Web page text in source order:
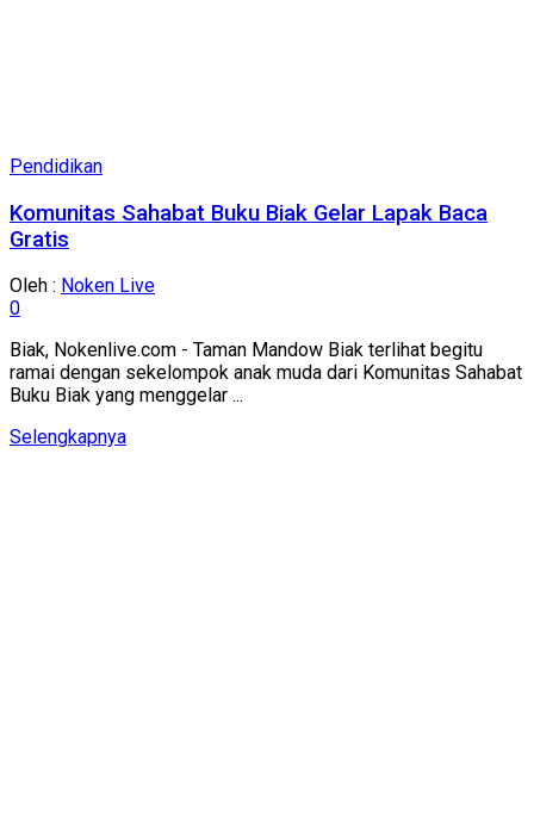
Pendidikan
Komunitas Sahabat Buku Biak Gelar Lapak Baca
Gratis
Oleh : Noken Live
0
Biak, Nokenlive.com - Taman Mandow Biak terlihat begitu
ramai dengan sekelompok anak muda dari Komunitas Sahabat
Buku Biak yang menggelar ...
SelengkapnyaDetails